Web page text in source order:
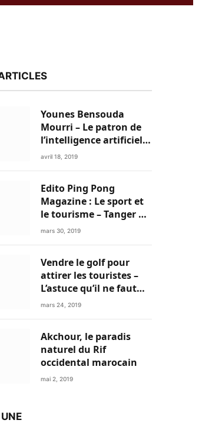
Younes Bensouda
Mourri – Le patron de
l’intelligence artificielle
est un Marocain
avril 18, 2019
Edito Ping Pong
Magazine : Le sport et
le tourisme – Tanger a
tout pour réussir!
mars 30, 2019
Vendre le golf pour
attirer les touristes –
L’astuce qu’il ne faut
plus négliger
mars 24, 2019
Akchour, le paradis
naturel du Rif
occidental marocain
mai 2, 2019